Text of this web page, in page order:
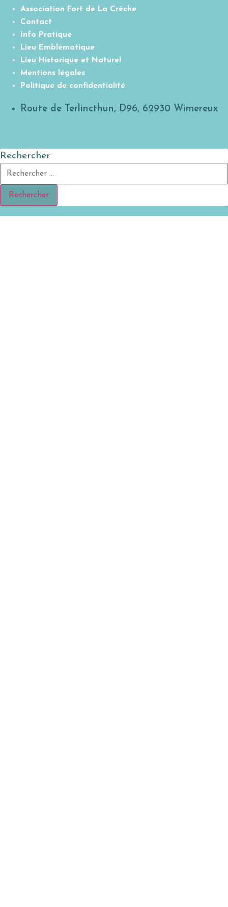
Association Fort de La Crèche
Contact
Info Pratique
Lieu Emblématique
Lieu Historique et Naturel
Mentions légales
Politique de confidentialité
Route de Terlincthun, D96, 62930 Wimereux
Rechercher
Rechercher